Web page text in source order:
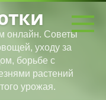
онлайн. Советы
уходу за
борьбе с
растений
урожая.